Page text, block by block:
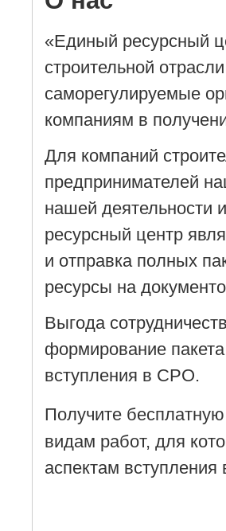
«Единый ресурсный
строительной
саморегулируемые
компаниям в
Для компаний
предпринимателей
нашей деятельности
ресурсный центр
и отправка полных
ресурсы на
Выгода
формирование
вступления в СРО.
Получите
видам работ, для
аспектам